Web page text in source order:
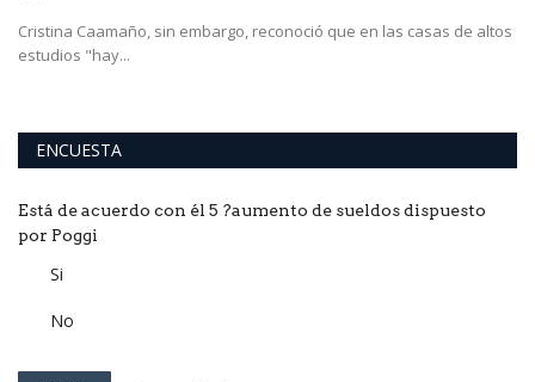
Cristina Caamaño, sin embargo, reconoció que en las casas de altos
estudios "hay...
ENCUESTA
Está de acuerdo con él 5 ?aumento de sueldos dispuesto
por Poggi
Si
No